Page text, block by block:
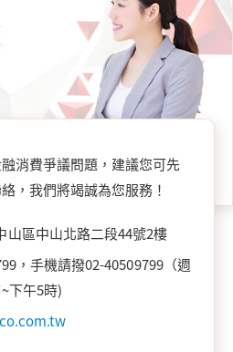
消費爭議問題，建議您可先
，我們將竭誠為您服務！
山區中山北路二段44號2樓
，手機請撥02-40509799（週
下午5時)